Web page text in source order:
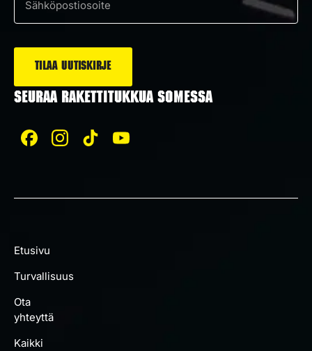
Sähköposti
SEURAA RAKETTITUKKUA SOMESSA
Etusivu
Turvallisuus
Ota
yhteyttä
Kaikki